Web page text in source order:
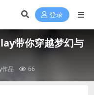
登录
带你穿越梦幻与
品 66